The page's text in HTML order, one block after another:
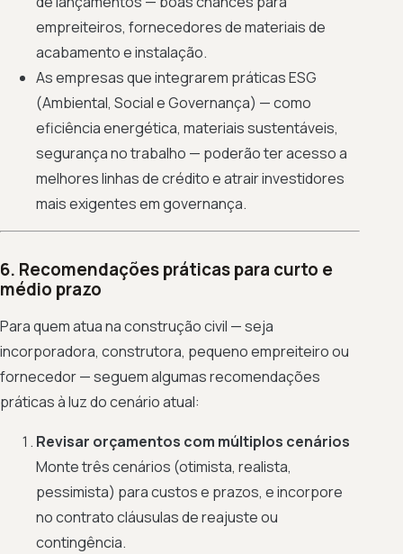
empreiteiros, fornecedores de materiais de
acabamento e instalação.
As empresas que integrarem práticas ESG
(Ambiental, Social e Governança) — como
eficiência energética, materiais sustentáveis,
segurança no trabalho — poderão ter acesso a
melhores linhas de crédito e atrair investidores
mais exigentes em governança.
6. Recomendações práticas para curto e
médio prazo
Para quem atua na construção civil — seja
incorporadora, construtora, pequeno empreiteiro ou
fornecedor — seguem algumas recomendações
práticas à luz do cenário atual:
Revisar orçamentos com múltiplos cenários
Monte três cenários (otimista, realista,
pessimista) para custos e prazos, e incorpore
no contrato cláusulas de reajuste ou
contingência.